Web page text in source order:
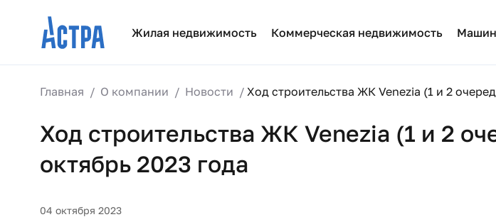
Жилая недвижимость Коммерческая недвижимость
Главная О компании Новости Ход строительства ЖК Venezia (1 и 2
Ход строительства ЖК Venezia (1 и 2
октябрь 2023 года
04 октября 2023